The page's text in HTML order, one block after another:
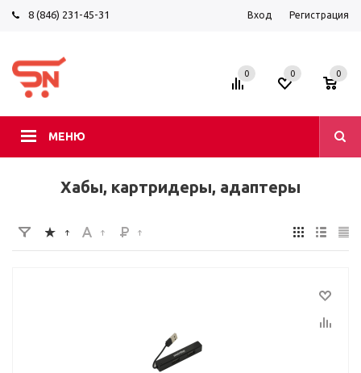
8 (846) 231-45-31 Вход Регистрация
МЕНЮ
0 0 0
Хабы, картридеры, адаптеры